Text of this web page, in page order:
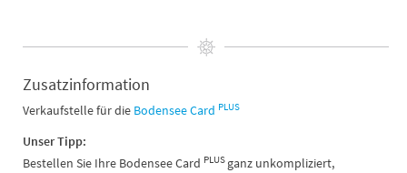
Zusatzinformation
Verkaufstelle für die Bodensee Card PLUS
Unser Tipp:
Bestellen Sie Ihre Bodensee Card PLUS ganz unkompliziert,